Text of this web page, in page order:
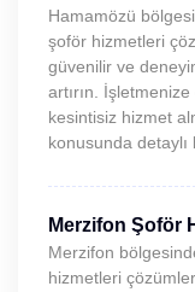
Hamamözü
şoför hizmetleri
güvenilir ve
artırın.
kesintisiz hizmet
konusunda
Merzifon Şoför
Merzifon
hizmetleri